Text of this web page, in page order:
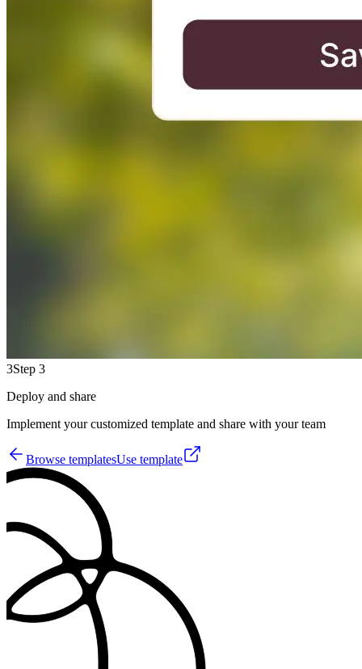
3Step 3
Deploy and share
Implement your customized template and share with your team
Browse templatesUse template